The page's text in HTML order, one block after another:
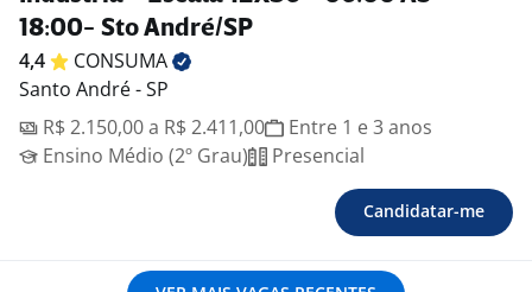
18:00- Sto André/SP
4,4
CONSUMA
Santo André - SP
R$ 2.150,00 a R$ 2.411,00
Entre 1 e 3 anos
Ensino Médio (2º Grau)
Presencial
Candidatar-me